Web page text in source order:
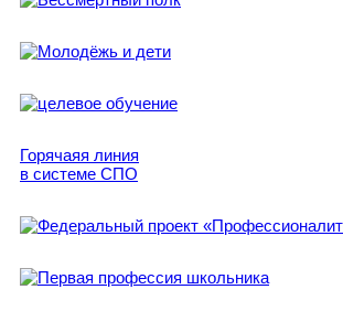
Горячаяя линия
в системе СПО